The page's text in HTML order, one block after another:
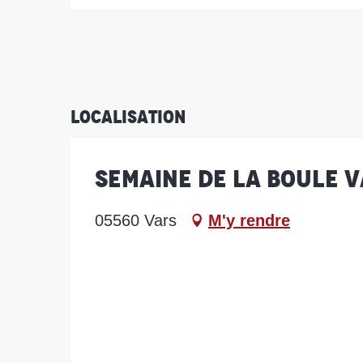
Localisation
Semaine de la Boule
05560 Vars M'y rendre